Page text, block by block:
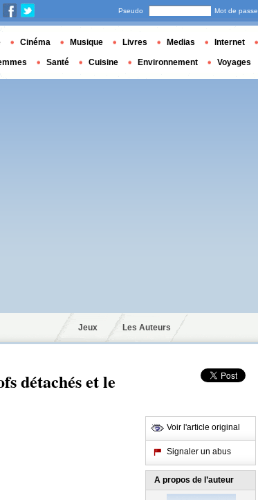
Jeux Les Auteurs
détachés et le
Voir l'article original
Signaler un abus
A propos de l’auteur
Pseudo Mot de passe
Cinéma Musique Livres Medias Internet
Santé Cuisine Environnement Voyages